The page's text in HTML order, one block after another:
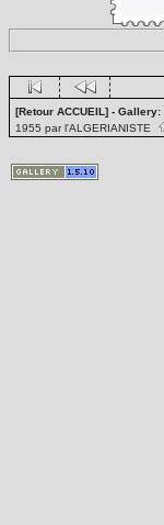
[Retour ACCUEIL] - Gallery:
1955 par l'ALGERIANISTE